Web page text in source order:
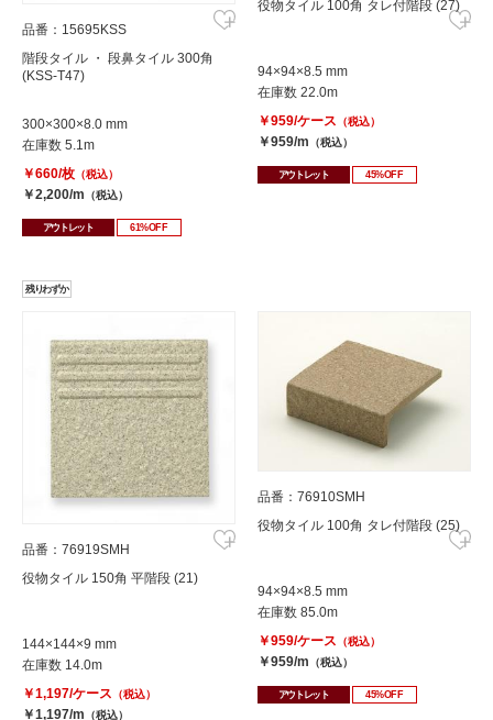
品番：15695KSS
階段タイル ・ 段鼻タイル 300角
(KSS-T47)
300×300×8.0 mm
在庫数 5.1m
￥660/枚 （税込）
￥2,200/m （税込）
アウトレット 61%OFF
役物タイル 100角 タレ付階段 (27)
94×94×8.5 mm
在庫数 22.0m
￥959/ケース （税込）
￥959/m （税込）
アウトレット 45%OFF
残りわずか
品番：76919SMH
役物タイル 150角 平階段 (21)
144×144×9 mm
在庫数 14.0m
￥1,197/ケース （税込）
￥1,197/m （税込）
品番：76910SMH
役物タイル 100角 タレ付階段 (25)
94×94×8.5 mm
在庫数 85.0m
￥959/ケース （税込）
￥959/m （税込）
アウトレット 45%OFF